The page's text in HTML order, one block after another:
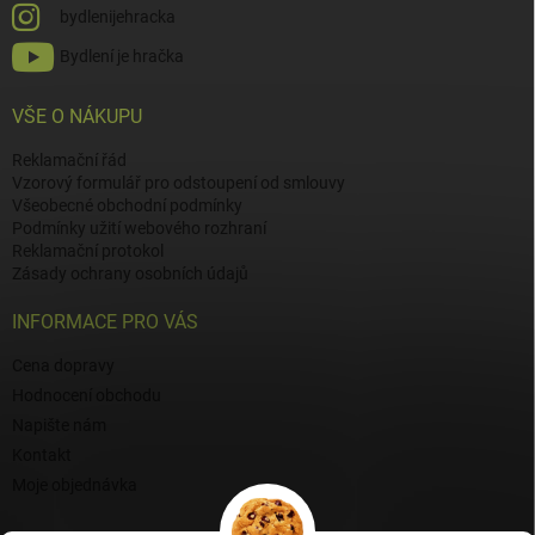
bydlenijehracka
Bydlení je hračka
VŠE O NÁKUPU
Reklamační řád
Vzorový formulář pro odstoupení od smlouvy
Všeobecné obchodní podmínky
Podmínky užití webového rozhraní
Reklamační protokol
Zásady ochrany osobních údajů
INFORMACE PRO VÁS